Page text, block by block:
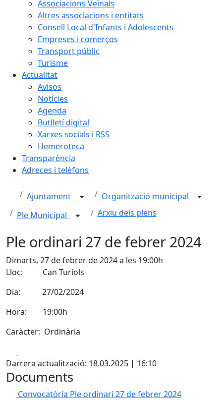
Associacions Veïnals
Altres associacions i entitats
Consell Local d'Infants i Adolescents
Empreses i comerços
Transport públic
Turisme
Actualitat
Avisos
Notícies
Agenda
Butlletí digital
Xarxes socials i RSS
Hemeroteca
Transparència
Adreces i telèfons
Ajuntament
Organització municipal
Ple Municipal
Arxiu dels plens
Ple ordinari 27 de febrer 2024
Dimarts, 27 de febrer de 2024 a les 19:00h
Lloc: Can Turiols
Dia: 27/02/2024
Hora: 19:00h
Caràcter: Ordinària
Darrera actualització: 18.03.2025 | 16:10
Documents
Convocatòria Ple ordinari 27 de febrer 2024